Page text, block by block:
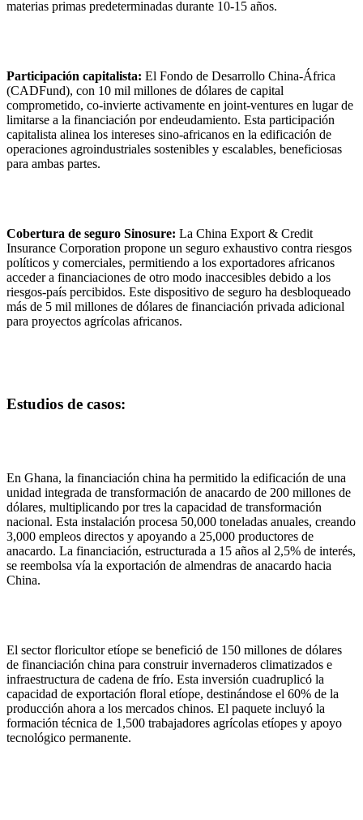
materias primas predeterminadas durante 10-15 años.
Participación capitalista: El Fondo de Desarrollo China-África
(CADFund), con 10 mil millones de dólares de capital
comprometido, co-invierte activamente en joint-ventures en lugar de
limitarse a la financiación por endeudamiento. Esta participación
capitalista alinea los intereses sino-africanos en la edificación de
operaciones agroindustriales sostenibles y escalables, beneficiosas
para ambas partes.
Cobertura de seguro Sinosure: La China Export & Credit
Insurance Corporation propone un seguro exhaustivo contra riesgos
políticos y comerciales, permitiendo a los exportadores africanos
acceder a financiaciones de otro modo inaccesibles debido a los
riesgos-país percibidos. Este dispositivo de seguro ha desbloqueado
más de 5 mil millones de dólares de financiación privada adicional
para proyectos agrícolas africanos.
Estudios de casos:
En Ghana, la financiación china ha permitido la edificación de una
unidad integrada de transformación de anacardo de 200 millones de
dólares, multiplicando por tres la capacidad de transformación
nacional. Esta instalación procesa 50,000 toneladas anuales, creando
3,000 empleos directos y apoyando a 25,000 productores de
anacardo. La financiación, estructurada a 15 años al 2,5% de interés,
se reembolsa vía la exportación de almendras de anacardo hacia
China.
El sector floricultor etíope se benefició de 150 millones de dólares
de financiación china para construir invernaderos climatizados e
infraestructura de cadena de frío. Esta inversión cuadruplicó la
capacidad de exportación floral etíope, destinándose el 60% de la
producción ahora a los mercados chinos. El paquete incluyó la
formación técnica de 1,500 trabajadores agrícolas etíopes y apoyo
tecnológico permanente.